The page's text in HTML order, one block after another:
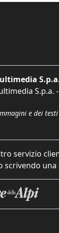
S.p.a. -
e dei testi
servizio
scrivendo una